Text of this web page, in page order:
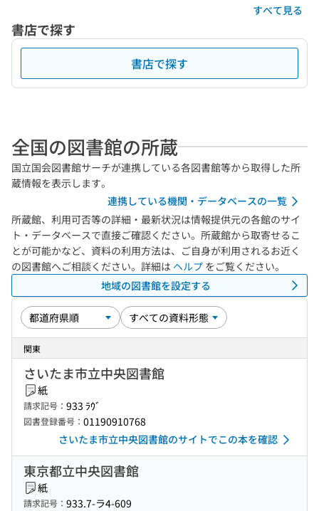
すべて見る
書店で探す
書店で探す
全国の図書館の所蔵
国立国会図書館サーチが連携している各図書館等から取得した所
蔵情報を表示します。
連携している機関・データベースの一覧
所蔵館、利用可否等の詳細・最新状況は情報提供元の各館のサイ
ト・データベースで直接ご確認ください。所蔵館から取寄せるこ
とが可能かなど、資料の利用方法は、ご自身が利用されるお近く
の図書館へご相談ください。詳細は ヘルプ をご覧ください。
地域の図書館を設定する
関東
さいたま市立中央図書館
紙
請求記号： 933 ﾗｳﾞ
図書登録番号： 01190910768
さいたま市立中央図書館のサイトでこの本を確認
東京都立中央図書館
紙
請求記号： 933.7-ラ4-609